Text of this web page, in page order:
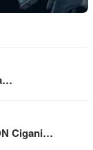
Cigani…